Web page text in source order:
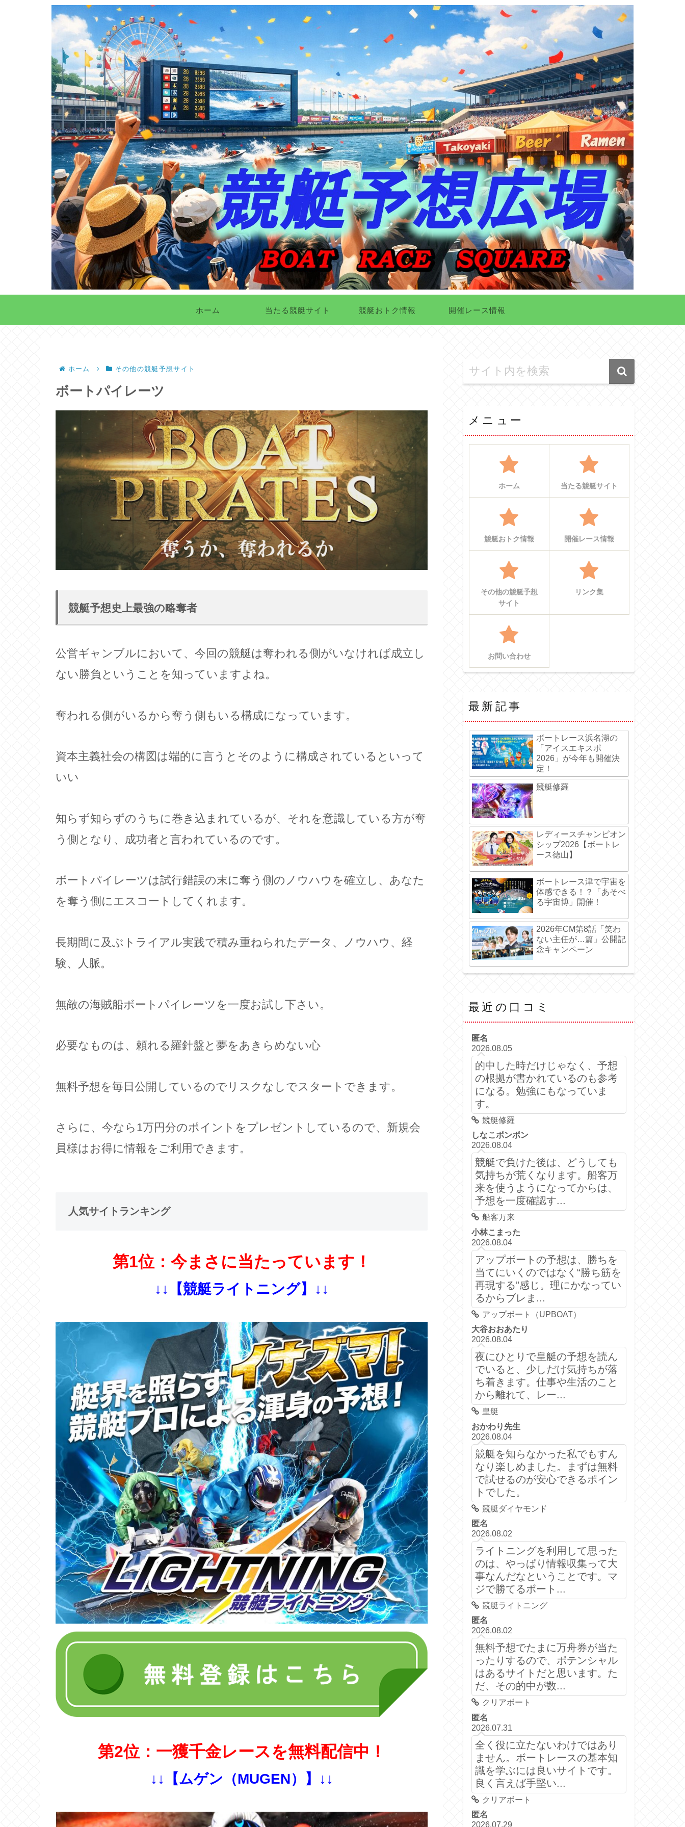
ホーム 当たる競艇サイト 競艇おトク情報 開催レース情報
ホーム その他の競艇予想サイト
ボートパイレーツ
競艇予想史上最強の略奪者
公営ギャンブルにおいて、今回の競艇は奪われる側がいなければ成立し
ない勝負ということを知っていますよね。
奪われる側がいるから奪う側もいる構成になっています。
資本主義社会の構図は端的に言うとそのように構成されているといって
いい
知らず知らずのうちに巻き込まれているが、それを意識している方が奪
う側となり、成功者と言われているのです。
ボートパイレーツは試行錯誤の末に奪う側のノウハウを確立し、あなた
を奪う側にエスコートしてくれます。
長期間に及ぶトライアル実践で積み重ねられたデータ、ノウハウ、経
験、人脈。
無敵の海賊船ボートパイレーツを一度お試し下さい。
必要なものは、頼れる羅針盤と夢をあきらめない心
無料予想を毎日公開しているのでリスクなしでスタートできます。
さらに、今なら1万円分のポイントをプレゼントしているので、新規会
員様はお得に情報をご利用できます。
人気サイトランキング
第1位：今まさに当たっています！
↓↓【競艇ライトニング】↓↓
第2位：一獲千金レースを無料配信中！
↓↓【ムゲン（MUGEN）】↓↓
メニュー
ホーム 当たる競艇サイト
競艇おトク情報 開催レース情報
その他の競艇予想
サイト
リンク集
お問い合わせ
最新記事
ボートレース浜名湖の
「アイスエキスポ
2026」が今年も開催決
定！
競艇修羅
レディースチャンピオン
シップ2026【ボートレ
ース徳山】
ボートレース津で宇宙を
体感できる！？「あそべ
る宇宙博」開催！
2026年CM第8話「笑わ
ない主任が…篇」公開記
念キャンペーン
最近の口コミ
匿名
2026.08.05
的中した時だけじゃなく、予想
の根拠が書かれているのも参考
になる。勉強にもなっていま
す。
競艇修羅
しなこボンボン
2026.08.04
競艇で負けた後は、どうしても
気持ちが荒くなります。船客万
来を使うようになってからは、
予想を一度確認す...
船客万来
小林こまった
2026.08.04
アップボートの予想は、勝ちを
当てにいくのではなく“勝ち筋を
再現する”感じ。理にかなってい
るからブレま...
アップボート（UPBOAT）
大谷おおあたり
2026.08.04
夜にひとりで皇艇の予想を読ん
でいると、少しだけ気持ちが落
ち着きます。仕事や生活のこと
から離れて、レー...
皇艇
おかわり先生
2026.08.04
競艇を知らなかった私でもすん
なり楽しめました。まずは無料
で試せるのが安心できるポイン
トでした。
競艇ダイヤモンド
匿名
2026.08.02
ライトニングを利用して思った
のは、やっぱり情報収集って大
事なんだなということです。マ
ジで勝てるボート...
競艇ライトニング
匿名
2026.08.02
無料予想でたまに万舟券が当た
ったりするので、ポテンシャル
はあるサイトだと思います。た
だ、その的中が数...
クリアボート
匿名
2026.07.31
全く役に立たないわけではあり
ません。ボートレースの基本知
識を学ぶには良いサイトです。
良く言えば手堅い...
クリアボート
匿名
2026.07.29